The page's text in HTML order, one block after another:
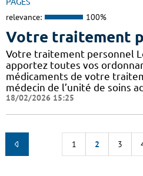
PAGES
relevance: 100%
Votre traitement
Votre traitement personnel
apportez toutes vos
médicaments de votre
médecin de l’unité de soins
18/02/2026 15:25
1 2 3